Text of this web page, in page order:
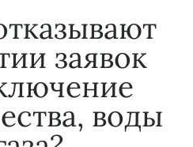
заявок
воды